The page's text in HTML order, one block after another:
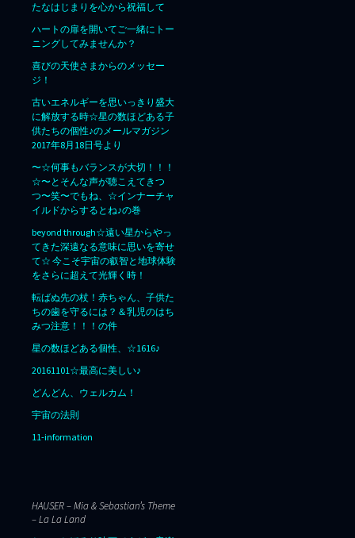
たなはじまりを心から祝福して
ハートの扉を開いてご一緒にトー
ニングしてみませんか？
喜びの天使さまからのメッセー
ジ！
古いエネルギーを思いっきり盛大
に解放する時☆星の数ほどある子
供たちの個性♪のメールマガジン
2017年8月18日号より
〜☆何事もバランスが大切！！！
☆〜とそんな声が聴こえてきつ
つ〜笑〜でもね、☆インナーチャ
イルドからするとね♪の巻
beyond through☆遠い星からやっ
てきた深遠なる意味に思いを寄せ
て☆ 今こそ宇宙の叡智と地球体験
をさらに超えて光輝く時！
転ばぬ先の杖！赤ちゃん、子供た
ちの歯を守るには？＆乳児のはち
みつ注意！！！の件
星の数ほどある個性、☆1616♪
20161101☆最高に美しい♪
どんどん、ウェルカム！
宇宙の法則
11-information
HAUSER – Mia & Sebastian’s Theme
– La La Land